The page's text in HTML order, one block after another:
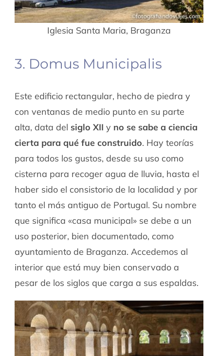
Iglesia Santa Maria, Braganza
3. Domus Municipalis
Este edificio rectangular, hecho de piedra y
con ventanas de medio punto en su parte
alta, data del siglo XII y no se sabe a ciencia
cierta para qué fue construido. Hay teorías
para todos los gustos, desde su uso como
cisterna para recoger agua de lluvia, hasta el
haber sido el consistorio de la localidad y por
tanto el más antiguo de Portugal. Su nombre
que significa «casa municipal» se debe a un
uso posterior, bien documentado, como
ayuntamiento de Braganza. Accedemos al
interior que está muy bien conservado a
pesar de los siglos que carga a sus espaldas.